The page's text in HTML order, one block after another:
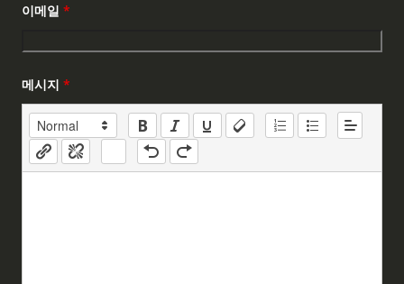
이메일 *
메시지 *